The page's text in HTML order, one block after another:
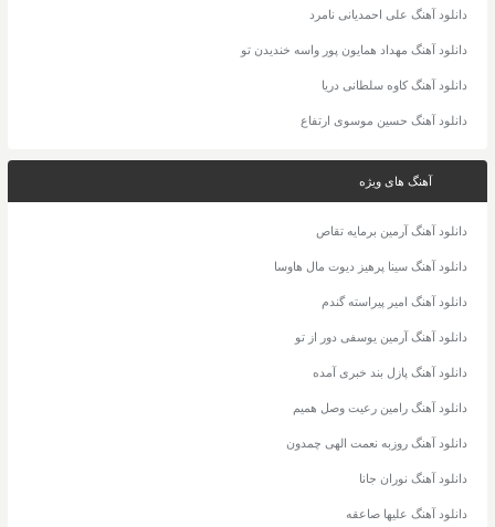
دانلود آهنگ علی احمدیانی نامرد
دانلود آهنگ مهداد همایون پور واسه خندیدن تو
دانلود آهنگ کاوه سلطانی دریا
دانلود آهنگ حسین موسوی ارتفاع
آهنگ های ویژه
دانلود آهنگ آرمین برمایه تقاص
دانلود آهنگ سینا پرهیز دیوت مال هاوسا
دانلود آهنگ امیر پیراسته گندم
دانلود آهنگ آرمین یوسفی دور از تو
دانلود آهنگ پازل بند خبری آمده
دانلود آهنگ رامین رعیت وصل همیم
دانلود آهنگ روزبه نعمت الهی چمدون
دانلود آهنگ نوران جانا
دانلود آهنگ علیها صاعقه